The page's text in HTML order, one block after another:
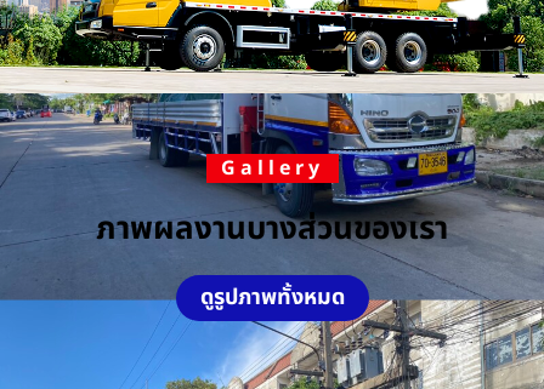
Gallery
ภาพผลงานบางส่วนของเรา
ดูรูปภาพทั้งหมด